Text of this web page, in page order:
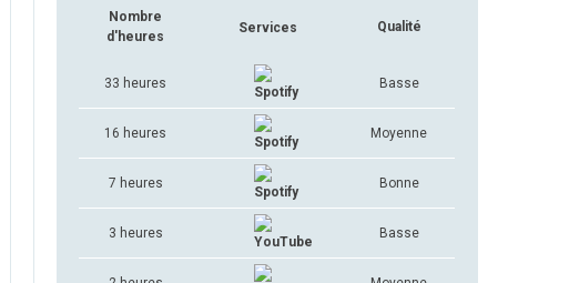
Nombre
d'heures
Services Qualité
33 heures Basse
16 heures Moyenne
7 heures Bonne
3 heures Basse